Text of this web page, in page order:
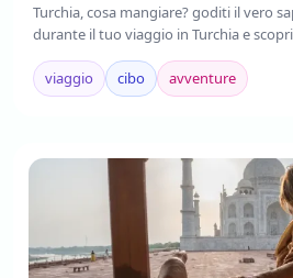
Turchia, cosa mangiare? goditi il vero
durante il tuo viaggio in Turchia e
è il frutto della fusione di tradizioni
mediterranee e asiatiche.
viaggio cibo avventure